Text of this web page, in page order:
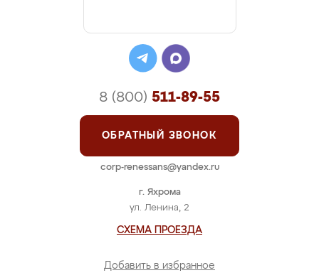
г. Яхрома
ул. Ленина, 2
СХЕМА ПРОЕЗДА
Добавить в избранное
8 (800) 511-89-55
ОБРАТНЫЙ ЗВОНОК
corp-renessans@yandex.ru